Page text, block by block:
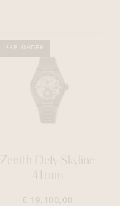
PRE-ORDER
Zenith Defy Skyline
41mm
€ 19.100,00